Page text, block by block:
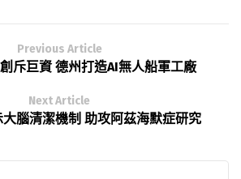
Previous Article
斥巨資 德州打造AI無人船軍工廠
Next Article
大腦清潔機制 助攻阿茲海默症研究